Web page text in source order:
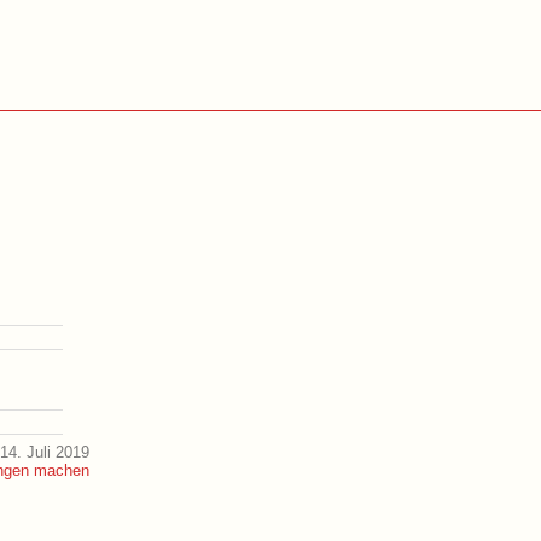
Juli 2019